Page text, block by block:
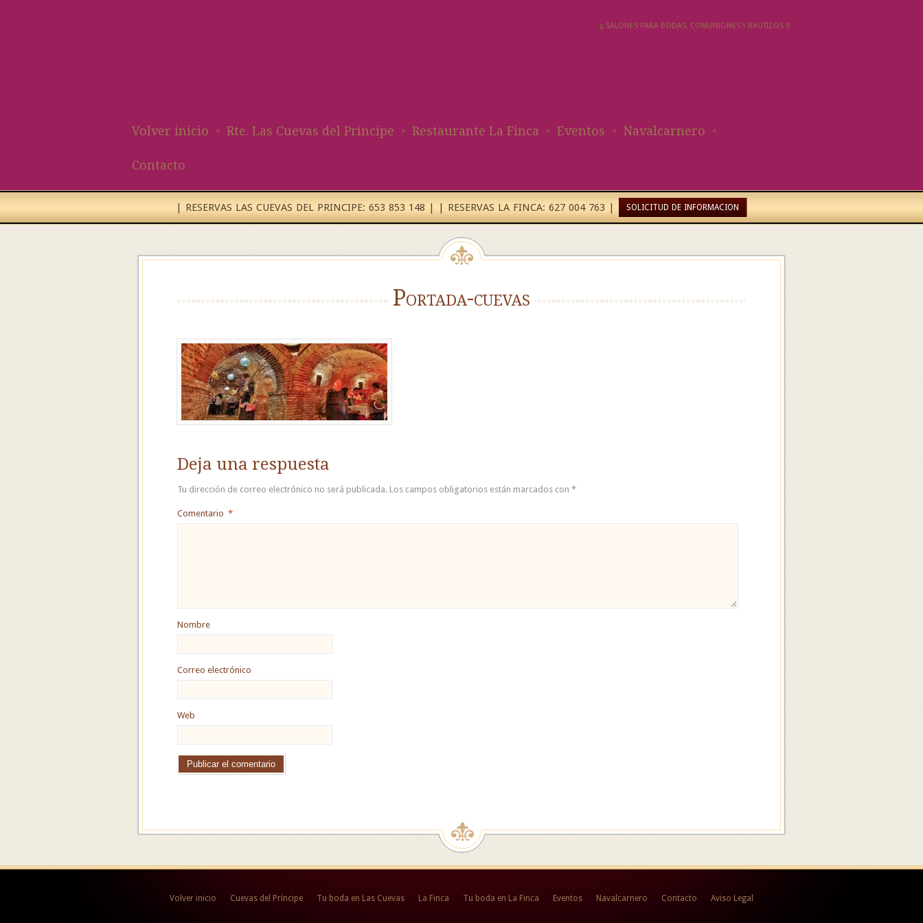
¡¡ SALONES PARA BODAS, COMUNIONES Y BAUTIZOS !!
Volver inicio Rte. Las Cuevas del Príncipe Restaurante La Finca Eventos Navalcarnero
Contacto
| RESERVAS LAS CUEVAS DEL PRINCIPE: 653 853 148 | | RESERVAS LA FINCA: 627 004 763 | SOLICITUD DE INFORMACION
Portada-cuevas
Deja una respuesta
Tu dirección de correo electrónico no será publicada. Los campos obligatorios están marcados con *
Comentario *
Nombre
Correo electrónico
Web
Volver inicio Cuevas del Príncipe Tu boda en Las Cuevas La Finca Tu boda en La Finca Eventos Navalcarnero Contacto Aviso Legal